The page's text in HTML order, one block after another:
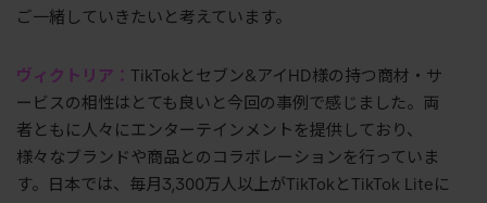
ご一緒していきたいと考えています。
ヴィクトリア：
TikTokとセブン&アイHD様の持つ商材・サ
ービスの相性はとても良いと今回の事例で感じました。両
者ともに人々にエンターテインメントを提供しており、
様々なブランドや商品とのコラボレーションを行っていま
す。日本では、毎月3,300万人以上がTikTokとTikTok Liteに